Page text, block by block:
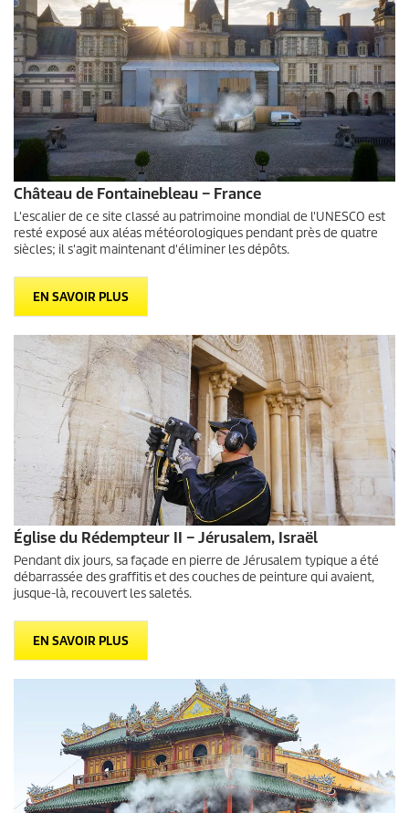
Château de Fontainebleau – France
L'escalier de ce site classé au patrimoine mondial de l'UNESCO est
resté exposé aux aléas météorologiques pendant près de quatre
siècles; il s'agit maintenant d'éliminer les dépôts.
EN SAVOIR PLUS
Église du Rédempteur II – Jérusalem, Israël
Pendant dix jours, sa façade en pierre de Jérusalem typique a été
débarrassée des graffitis et des couches de peinture qui avaient,
jusque-là, recouvert les saletés.
EN SAVOIR PLUS